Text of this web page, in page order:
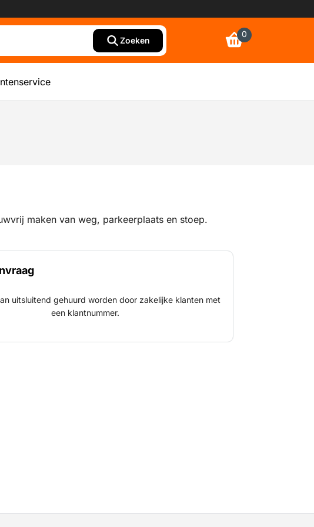
Zoeken
0
maken van weg, parkeerplaats en stoep.
uitsluitend gehuurd worden door zakelijke klanten met
een klantnummer.